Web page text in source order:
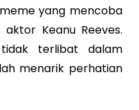
yang mencoba
Keanu Reeves.
tidak terlibat dalam
menarik perhatian